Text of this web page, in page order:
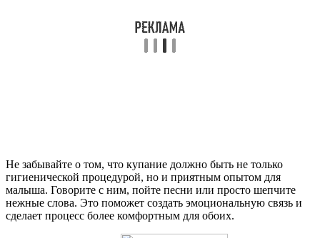
Не забывайте о том, что купание должно быть не только
гигиенической процедурой, но и приятным опытом для
малыша. Говорите с ним, пойте песни или просто шепчите
нежные слова. Это поможет создать эмоциональную связь и
сделает процесс более комфортным для обоих.